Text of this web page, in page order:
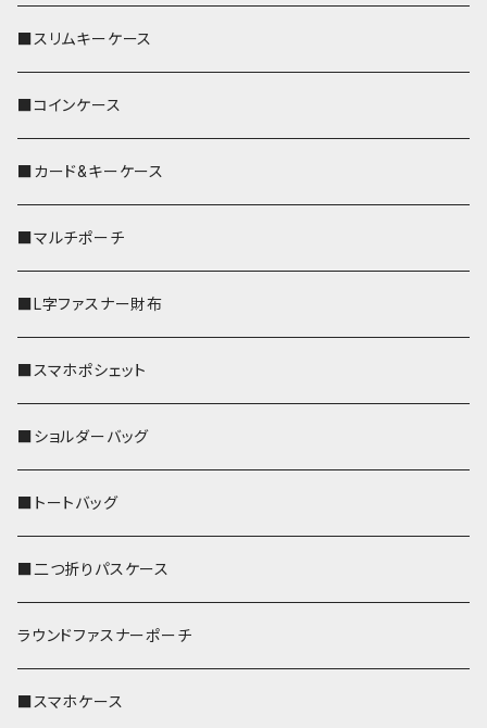
■スリムキーケース
■コインケース
■カード&キーケース
■マルチポーチ
■L字ファスナー財布
■スマホポシェット
■ショルダーバッグ
■トートバッグ
■二つ折りパスケース
ラウンドファスナーポーチ
■スマホケース